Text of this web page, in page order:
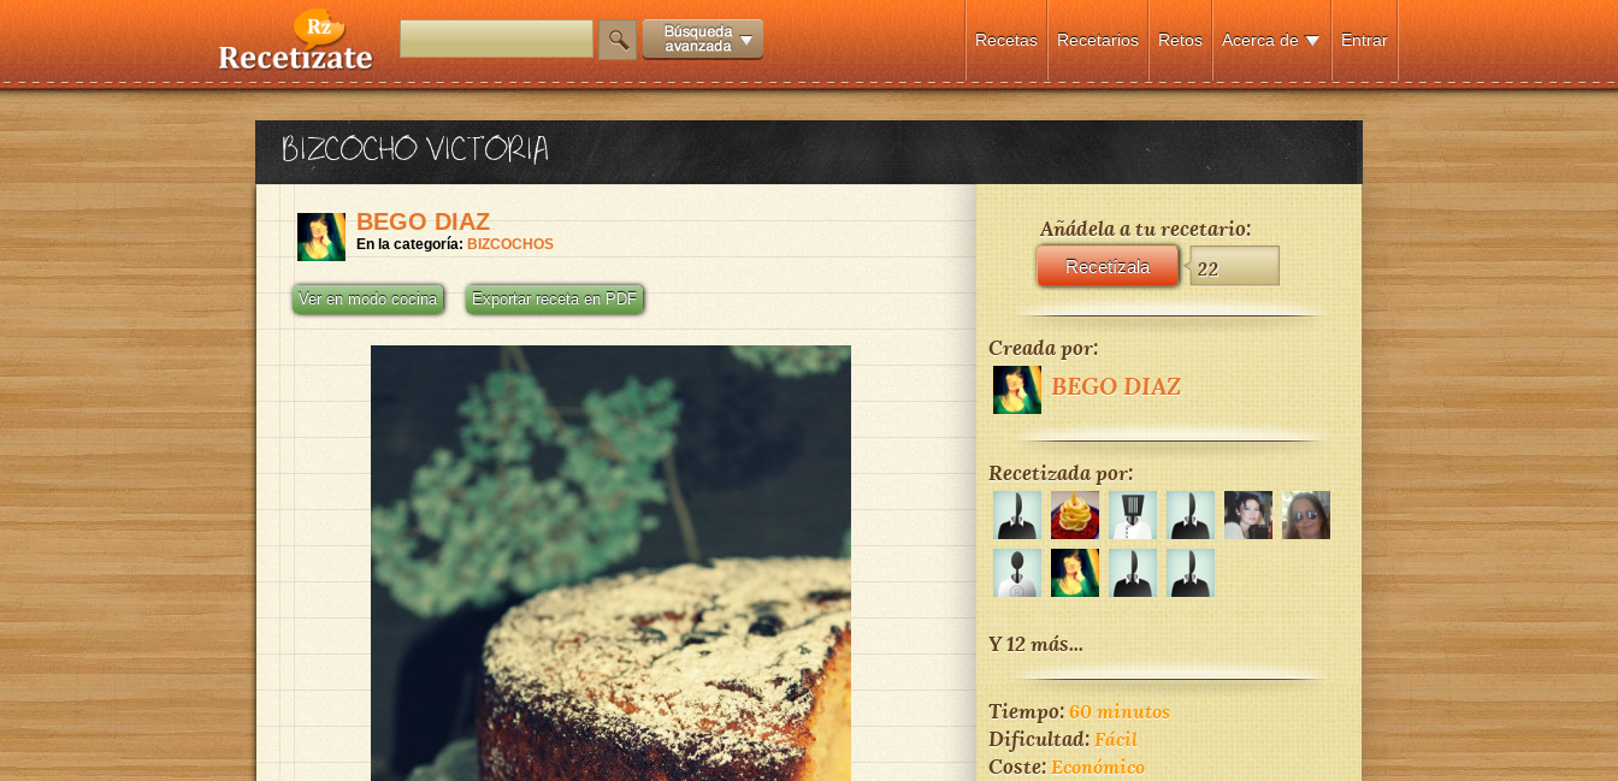
Entrar
Acerca de
Retos
Recetarios
Recetas
BIZCOCHO VICTORIA
BEGO DIAZ
En la categoría: BIZCOCHOS
Ver en modo cocina Exportar receta en PDF
Añádela a tu recetario:
Recetízala 22
Creada por:
BEGO DIAZ
Recetizada por:
Y 12 más...
Tiempo:60 minutos
Dificultad:Fácil
Coste:Económico